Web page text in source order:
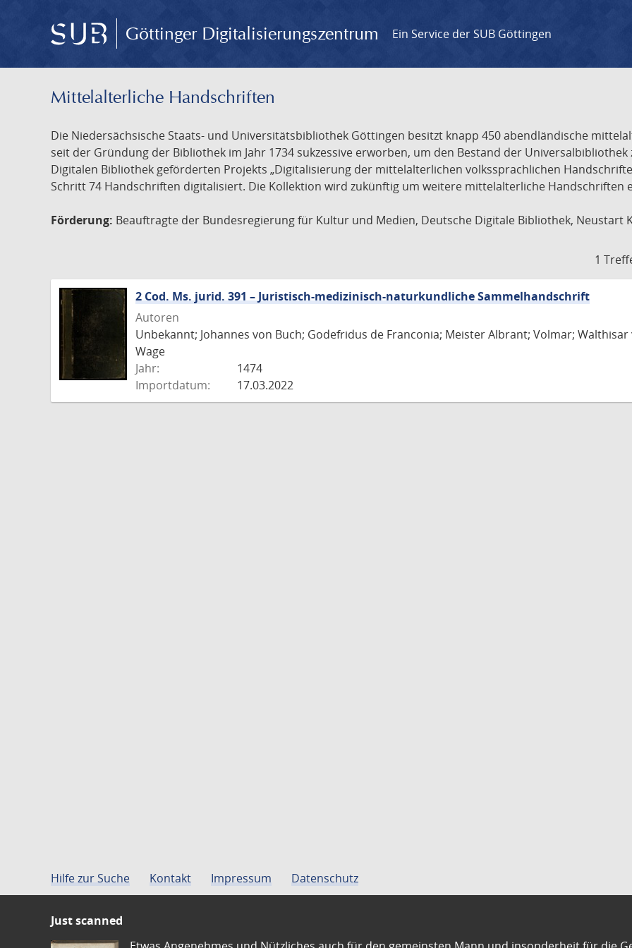
Göttinger Digitalisierungszentrum Ein Service der SUB Göttingen
Mittelalterliche Handschriften
Die Niedersächsische Staats- und Universitätsbibliothek Göttingen besitzt knapp 450 abendländische
seit der Gründung der Bibliothek im Jahr 1734 sukzessive erworben, um den Bestand der
Digitalen Bibliothek geförderten Projekts „Digitalisierung der mittelalterlichen volkssprachlichen
Schritt 74 Handschriften digitalisiert. Die Kollektion wird zukünftig um weitere mittelalterliche Handschriften
Förderung: Beauftragte der Bundesregierung für Kultur und Medien, Deutsche Digitale Bibliothek, Neustart
1
2 Cod. Ms. jurid. 391 – Juristisch-medizinisch-naturkundliche Sammelhandschrift
Autoren
Unbekannt; Johannes von Buch; Godefridus de Franconia; Meister Albrant; Volmar;
Wage
Jahr:
1474
Importdatum:
17.03.2022
Hilfe zur Suche Kontakt Impressum Datenschutz
Just scanned